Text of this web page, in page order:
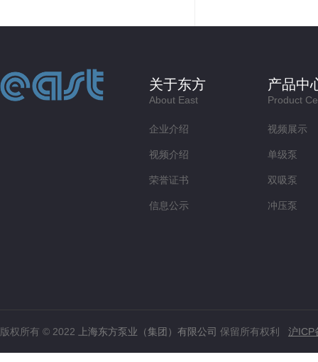
关于东方
About East
企业介绍
视频介绍
荣誉证书
信息公示
产品中
Product
视频展示
单级泵
双吸泵
冲压泵
版权所有 © 2022 上海东方泵业（集团）有限公司 保留所有权利 沪ICP